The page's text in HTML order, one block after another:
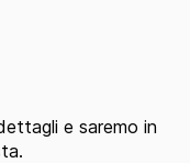
e saremo in